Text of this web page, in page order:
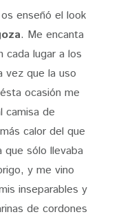
enseñó el look
. Me encanta
cada lugar a los
vez que la uso
ocasión me
camisa de
calor del que
que sólo llevaba
y me vino
inseparables y
de cordones